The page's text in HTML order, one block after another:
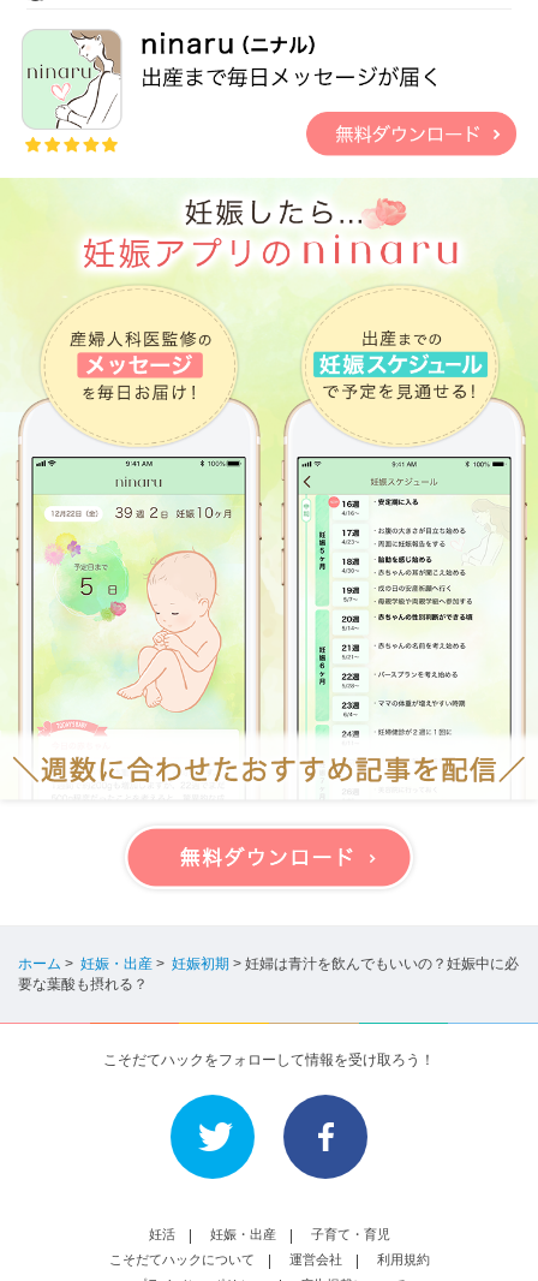
ホーム > 妊娠・出産 > 妊娠初期 > 妊婦は青汁を飲んでもいいの？妊娠中に必
要な葉酸も摂れる？
こそだてハックをフォローして情報を受け取ろう！
妊活 妊娠・出産
子育て・育児
こそだてハックについて
運営会社
利用規約